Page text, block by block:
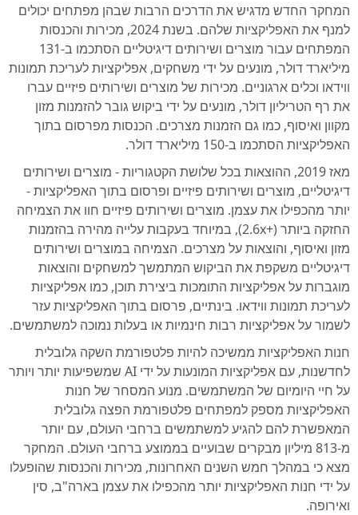
המחקר החדש מדגיש את הדרכים הרבות שבהן מפתחים יכולים
למנף את האפליקציות שלהם. בשנת 2024, מכירות והכנסות
המפתחים עבור מוצרים ושירותים דיגיטליים הסתכמו ב-131
מיליארד דולר, מונעים על ידי משחקים, אפליקציות לעריכת תמונות
ווידאו וכלים ארגוניים. מכירות של מוצרים ושירותים פיזיים עברו
את רף הטריליון דולר, מונעים על ידי ביקוש גובר להזמנות מזון
מקוון ואיסוף, כמו גם הזמנות מצרכים. הכנסות מפרסום בתוך
האפליקציות הסתכמו ב-150 מיליארד דולר.
מאז 2019, ההוצאות בכל שלושת הקטגוריות - מוצרים ושירותים
דיגיטליים, מוצרים ושירותים פיזיים ופרסום בתוך האפליקציות -
יותר מהכפילו את עצמן. מוצרים ושירותים פיזיים חוו את הצמיחה
החזקה ביותר (+2.6x), במיוחד בעקבות עלייה מהירה בהזמנות
מזון ואיסוף, והוצאות על מצרכים. הצמיחה במוצרים ושירותים
דיגיטליים משקפת את הביקוש המתמשך למשחקים והוצאות
מוגברות על אפליקציות התומכות ביצירת תוכן, כמו אפליקציות
לעריכת תמונות ווידאו. בינתיים, פרסום בתוך האפליקציות עזר
לשמור על אפליקציות רבות חינמיות או בעלות נמוכה למשתמשים.
חנות האפליקציות ממשיכה להיות פלטפורמת השקה גלובלית
לחדשנות, עם אפליקציות המונעות על ידי AI שמשפיעות יותר ויותר
על חיי היומיום של המשתמשים. מנוע המסחר של חנות
האפליקציות מספק למפתחים פלטפורמת הפצה גלובלית
המאפשרת להם להגיע למשתמשים ברחבי העולם, עם יותר
מ-813 מיליון מבקרים שבועיים בממוצע ברחבי העולם. המחקר
מצא כי במהלך חמש השנים האחרונות, מכירות והכנסות שהופעלו
על ידי חנות האפליקציות יותר מהכפילו את עצמן בארה"ב, סין
ואירופה.